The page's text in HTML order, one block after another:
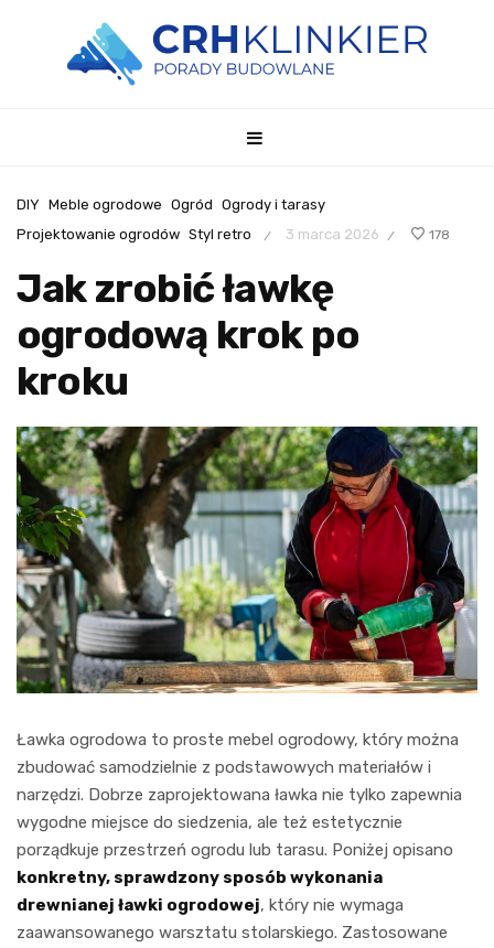
DIY Meble ogrodowe Ogród Ogrody i tarasy
Projektowanie ogrodów Styl retro / 3 marca 2026 / 178
Jak zrobić ławkę
ogrodową krok po
kroku
Ławka ogrodowa to proste mebel ogrodowy, który można
zbudować samodzielnie z podstawowych materiałów i
narzędzi. Dobrze zaprojektowana ławka nie tylko zapewnia
wygodne miejsce do siedzenia, ale też estetycznie
porządkuje przestrzeń ogrodu lub tarasu. Poniżej opisano
konkretny, sprawdzony sposób wykonania
drewnianej ławki ogrodowej, który nie wymaga
zaawansowanego warsztatu stolarskiego. Zastosowane